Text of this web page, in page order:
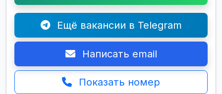
Ещё вакансии в Telegram
Написать email
Показать номер